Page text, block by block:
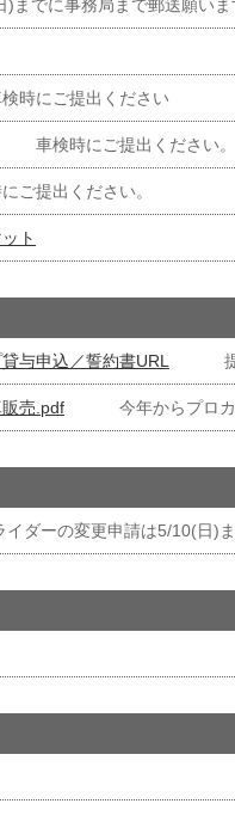
)までに事務局まで郵送願いま
時にご提出ください
車検時にご提出ください。
ご提出ください。
ト
与申込／誓約書URL
売.pdf 今年からプロ
イダーの変更申請は5/10(日)